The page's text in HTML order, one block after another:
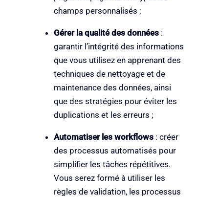
champs personnalisés ;
Gérer la qualité des données:
garantir l’intégrité des informations
que vous utilisez en apprenant des
techniques de nettoyage et de
maintenance des données, ainsi
que des stratégies pour éviter les
duplications et les erreurs ;
Automatiser les workflows: créer
des processus automatisés pour
simplifier les tâches répétitives.
Vous serez formé à utiliser les
règles de validation, les processus